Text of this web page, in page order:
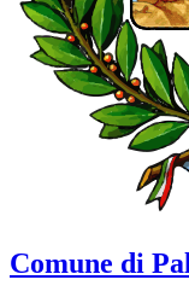
Comune di